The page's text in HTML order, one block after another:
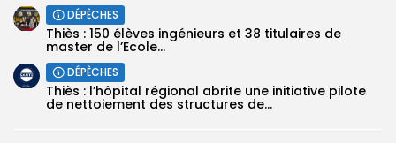
DÉPÊCHES
Thiès : 150 élèves ingénieurs et 38 titulaires de
master de l’Ecole...
DÉPÊCHES
Thiès : l’hôpital régional abrite une initiative pilote
de nettoiement des structures de...